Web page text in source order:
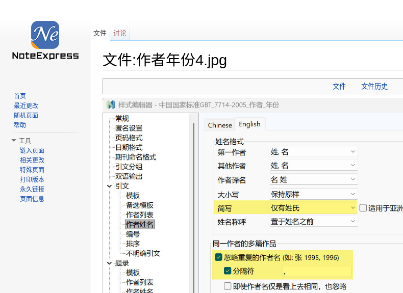
文件:作者年份4.jpg
文件 文件历史
文件 讨论
首页
最近更改
随机页面
帮助
工具
链入页面
相关更改
特殊页面
打印版本
永久链接
页面信息